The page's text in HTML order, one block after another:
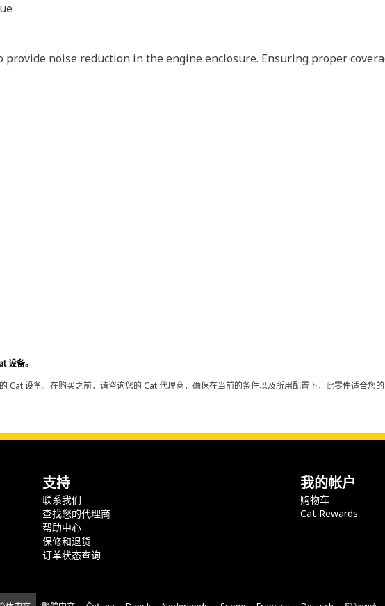
noise reduction in the engine enclosure. Ensuring proper
设备。
Cat 设备。在购买之前，请咨询您的 Cat 代理商，确保在当前的条件以及所用配置下，此零件适合您
支持
联系我们
查找您的代理商
帮助中心
保修和退货
订单状态查询
我的帐户
购物车
Cat Rewards